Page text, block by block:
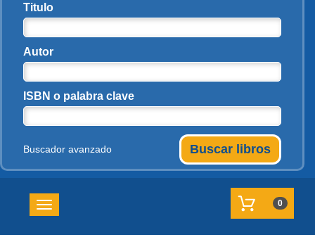
Titulo
Autor
ISBN o palabra clave
Buscador avanzado Buscar libros
Toggle navigation 0